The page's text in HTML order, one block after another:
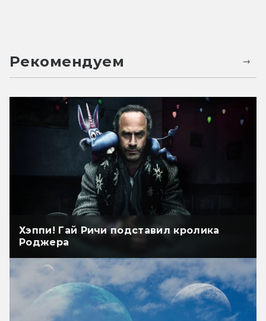
Рекомендуем
Хэппи! Гай Ричи подставил кролика
Роджера